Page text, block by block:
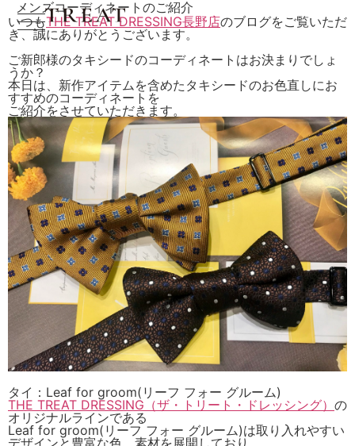
メンズコーディネートのご紹介
いつもTHE TREAT DRESSING長野店のブログをご覧いただ
き、誠にありがとうございます。
ご新郎様のタキシードのコーディネートはお決まりでしょ
うか？
本日は、新作アイテムを含めたタキシードのお色直しにお
すすめのコーディネートを
ご紹介をさせていただきます。
タイ：Leaf for groom(リーフ フォー グルーム)
THE TREAT DRESSING（ザ・トリート・ドレッシング） の
オリジナルラインである
Leaf for groom(リーフ フォー グルーム)は取り入れやすい
デザインと豊富な色、素材を展開しており、